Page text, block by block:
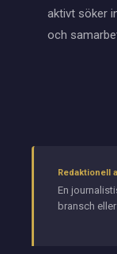
aktivt söker
och
Redaktionell
En
bransch